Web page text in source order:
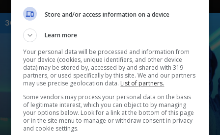
30 Gennaio 2024
Novità
Store and/or access information on a device
Learn more
Your personal data will be processed and information from
your device (cookies, unique identifiers, and other device
data) may be stored by, accessed by and shared with 319
partners, or used specifically by this site. We and our partners
may use precise geolocation data. List of partners.
Some vendors may process your personal data on the basis
of legitimate interest, which you can object to by managing
your options below. Look for a link at the bottom of this page
or in the site menu to manage or withdraw consent in privacy
and cookie settings.